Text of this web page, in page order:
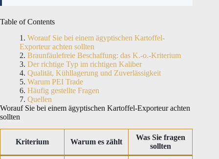
Table of Contents
Worauf Sie bei einem ägyptischen Kartoffel-
Exporteur achten sollten
Braunfäulefreie Beschaffung: das K.-o.-Kriterium
Der richtige Typ im richtigen Kaliber
Qualität, Kühllagerung und Zuverlässigkeit
Warum PEI Trade
Häufig gestellte Fragen
Quellen
Worauf Sie bei einem ägyptischen Kartoffel-Exporteur achten
sollten
Kriterium Warum es zählt
Was Sie fragen
sollten